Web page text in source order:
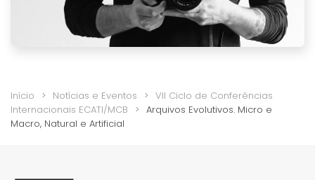
Início Notícias e Eventos
VII Ciclo de Conferências
Internacionais ECATI/MCB
Arquivos Evolutivos. Micro e
Macro, Natural e Artificial